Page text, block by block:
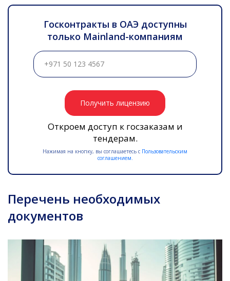
Госконтракты в ОАЭ доступны
только Mainland-компаниям
Получить лицензию
Откроем доступ к госзаказам и
тендерам.
Нажимая на кнопку, вы соглашаетесь с Пользовательским
соглашением.
Перечень необходимых
документов